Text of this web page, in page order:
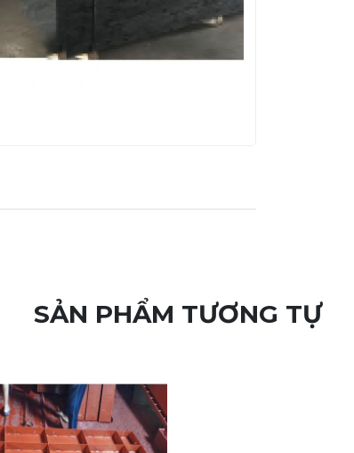
SẢN PHẨM TƯƠNG TỰ